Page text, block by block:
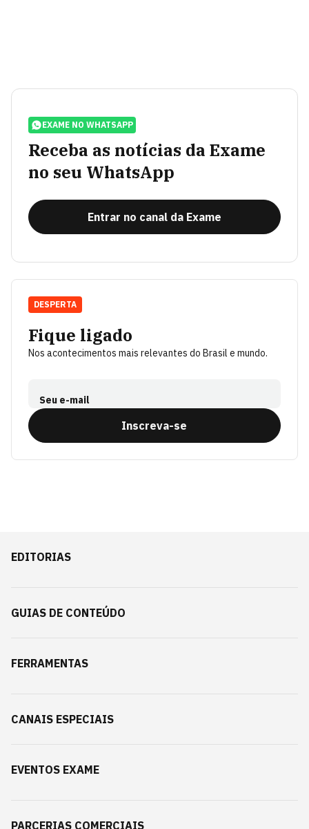
EXAME NO WHATSAPP
Receba as notícias da Exame
no seu WhatsApp
Entrar no canal da Exame
Fique ligado
Nos acontecimentos mais relevantes do Brasil e mundo.
Seu e-mail
Inscreva-se
DESPERTA
EDITORIAS
GUIAS DE CONTEÚDO
FERRAMENTAS
CANAIS ESPECIAIS
EVENTOS EXAME
PARCERIAS COMERCIAIS